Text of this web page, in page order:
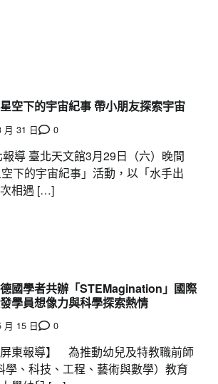
空下的宇宙紀事 帶小朋友探索宇宙
月 31 日 0
導 臺北天文館3月29日（六）晚間
下的宇宙紀事」活動，以「水手出
相遇 […]
國學者共辦「STEMagination」國際
學員想像力與科學探索熱情
月 15 日 0
屏東報導】 為推動幼兒及特教職前師
學、科技、工程、藝術與數學）教育